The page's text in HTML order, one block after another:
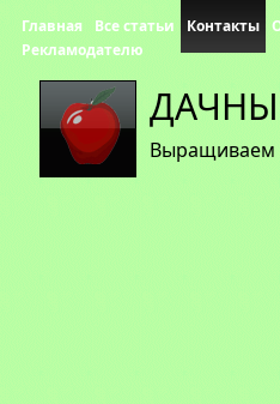
Выращиваем
Главная Все статьи Контакты
Рекламодателю